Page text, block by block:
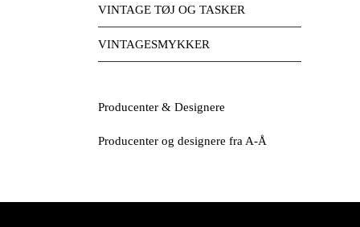
VINTAGE TØJ OG TASKER
VINTAGESMYKKER
Producenter & Designere
Producenter og designere fra A-Å